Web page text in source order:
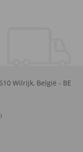
Wilrijk, België - BE